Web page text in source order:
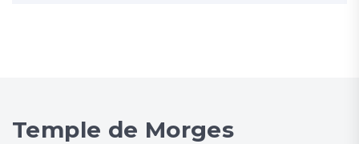
Temple de Morges